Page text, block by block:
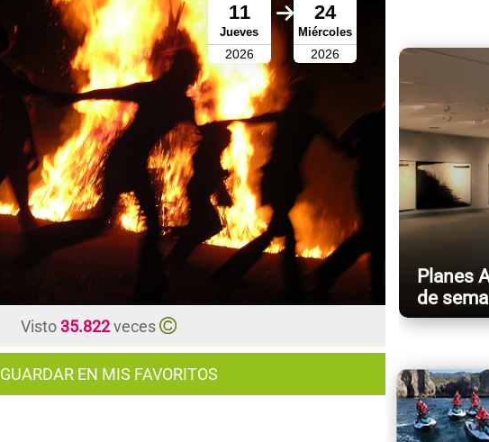
11
Jueves
2026
24
Miércoles
2026
Visto35.822veces
GUARDAR EN MIS FAVORITOS
Planes
de